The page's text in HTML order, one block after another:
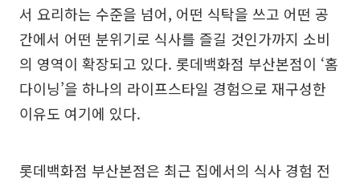
서 요리하는 수준을 넘어, 어떤 식탁을 쓰고 어떤 공
간에서 어떤 분위기로 식사를 즐길 것인가까지 소비
의 영역이 확장되고 있다. 롯데백화점 부산본점이 ‘홈
다이닝’을 하나의 라이프스타일 경험으로 재구성한
이유도 여기에 있다.
롯데백화점 부산본점은 최근 집에서의 식사 경험 전